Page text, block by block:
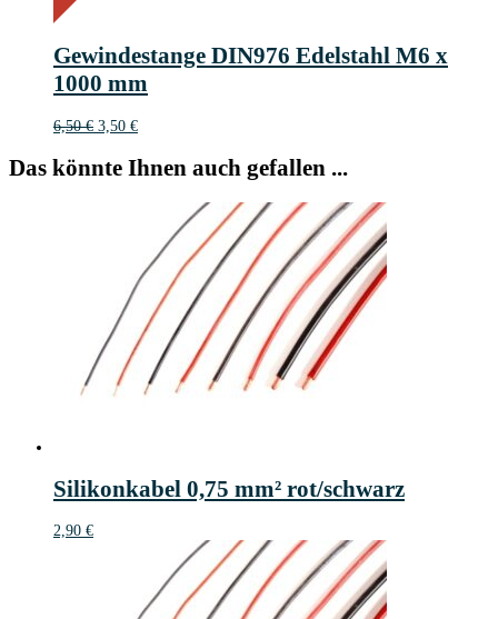
€
Gewindestange DIN976 Edelstahl M6 x
1000 mm
6,50€ Ursprünglicher
war:
6,50 €
3,50 €Aktueller
ist:
3,50 €.
Das könnte Ihnen auch gefallen ...
Silikonkabel 0,75 mm² rot/schwarz
2,90 €